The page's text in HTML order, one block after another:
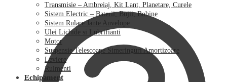
Transmisie – Ambreiaj, Kit Lant, Planetare, Curele
Sistem Electric – Baterii, Bujii, Bobine
Sistem Rulare Jante Anvelope
Ulei Lichide si Lubrifianti
Motor
Suspensie Telescoape Simeringuri Amortizoare
Leviere
Rulmenti
Echipament